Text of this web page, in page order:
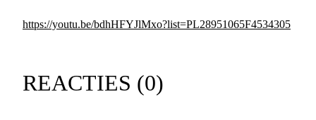
https://youtu.be/bdhHFYJlMxo?list=PL28951065F4534305
REACTIES (0)